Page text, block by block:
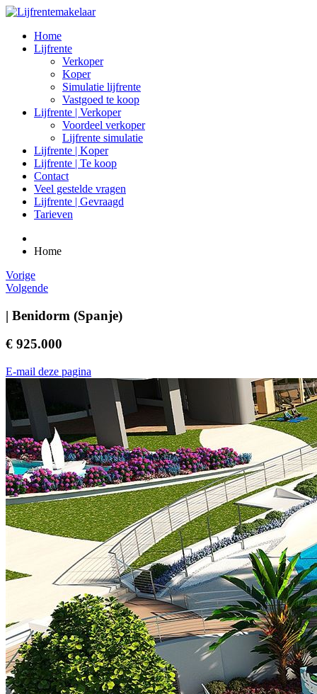
Home
Lijfrente
Verkoper
Koper
Simulatie lijfrente
Vastgoed te koop
Lijfrente | Verkoper
Voordeel verkoper
Lijfrente simulatie
Lijfrente | Koper
Lijfrente | Te koop
Contact
Veel gestelde vragen
Lijfrente | Gevraagd
Tarieven
Home
Vorige
Volgende
| Benidorm (Spanje)
€ 925.000
E-mail deze pagina